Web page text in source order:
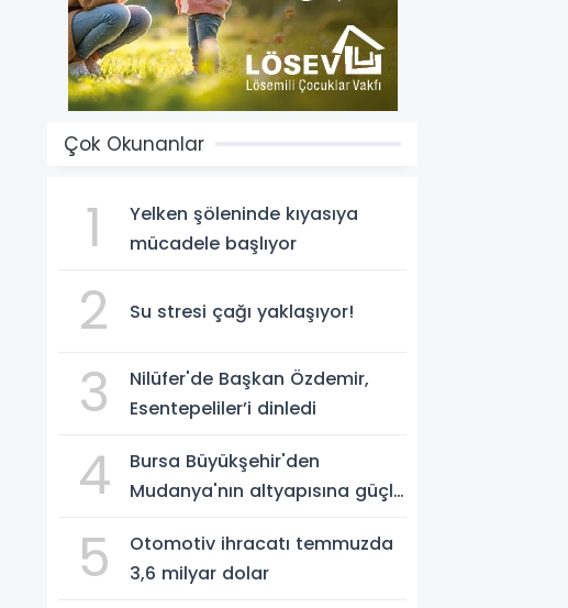
Çok Okunanlar
1
Yelken şöleninde kıyasıya
mücadele başlıyor
2 Su stresi çağı yaklaşıyor!
3
Nilüfer'de Başkan Özdemir,
Esentepeliler’i dinledi
4
Bursa Büyükşehir'den
Mudanya'nın altyapısına güçlü
5
Otomotiv ihracatı temmuzda
3,6 milyar dolar